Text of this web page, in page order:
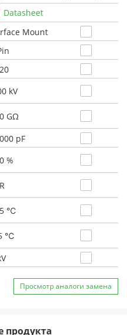
Datasheet
Mount
kV
GΩ
pF
%
℃
℃
Просмотр аналоги замена
продукта